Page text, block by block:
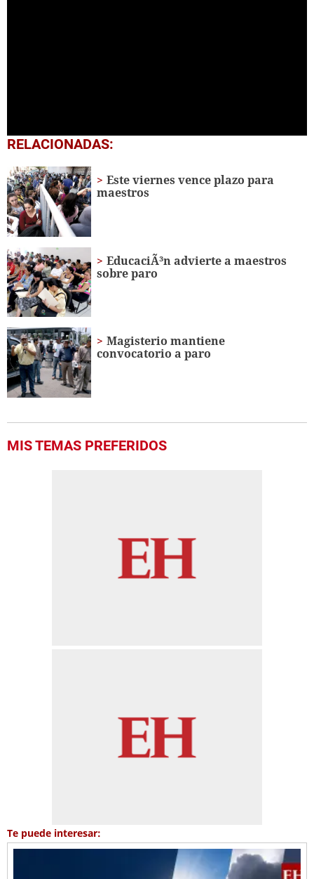
0
seconds
6
hours,
2
minutes,
35
seconds
RELACIONADAS:
Este viernes vence plazo para
maestros
EducaciÃ³n advierte a maestros
sobre paro
Magisterio mantiene
convocatorio a paro
MIS TEMAS PREFERIDOS
Te puede interesar: